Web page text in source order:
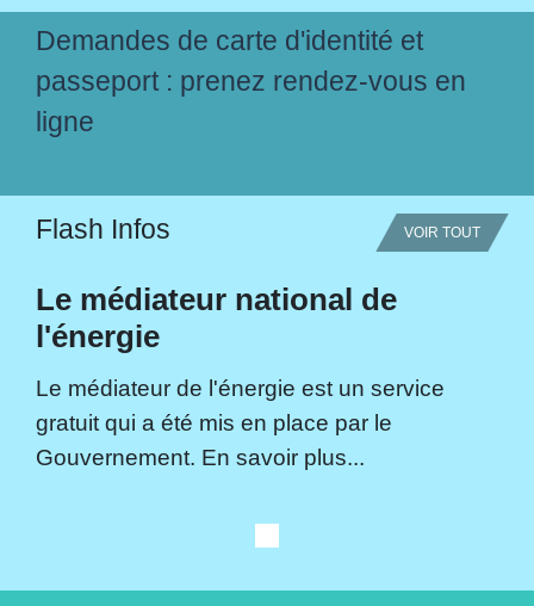
Demandes de carte d'identité et
passeport : prenez rendez-vous en
ligne
Flash Infos VOIR TOUT
Le médiateur national de
l'énergie
Le médiateur de l'énergie est un service
gratuit qui a été mis en place par le
Gouvernement. En savoir plus...